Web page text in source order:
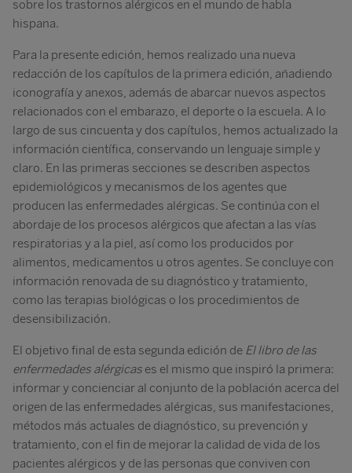
sobre los trastornos alérgicos en el mundo de habla
hispana.
Para la presente edición, hemos realizado una nueva
redacción de los capítulos de la primera edición, añadiendo
iconografía y anexos, además de abarcar nuevos aspectos
relacionados con el embarazo, el deporte o la escuela. A lo
largo de sus cincuenta y dos capítulos, hemos actualizado la
información científica, conservando un lenguaje simple y
claro. En las primeras secciones se describen aspectos
epidemiológicos y mecanismos de los agentes que
producen las enfermedades alérgicas. Se continúa con el
abordaje de los procesos alérgicos que afectan a las vías
respiratorias y a la piel, así como los producidos por
alimentos, medicamentos u otros agentes. Se concluye con
información renovada de su diagnóstico y tratamiento,
como las terapias biológicas o los procedimientos de
desensibilización.
El objetivo final de esta segunda edición de El libro de las
enfermedades alérgicas es el mismo que inspiró la primera:
informar y concienciar al conjunto de la población acerca del
origen de las enfermedades alérgicas, sus manifestaciones,
métodos más actuales de diagnóstico, su prevención y
tratamiento, con el fin de mejorar la calidad de vida de los
pacientes alérgicos y de las personas que conviven con